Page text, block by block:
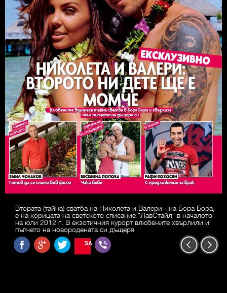
Втората (тайна) сватба на Николета и Валери - на Бора Бора,
е на корицата на светското списание "ЛавСтайл" в началото
на юли 2012 г. В екзотичния курорт влюбените хвърлили и
пъпчето на новородената си дъщеря
SAVE